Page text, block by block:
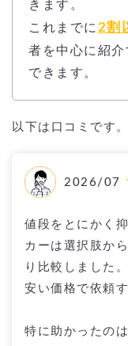
きます。
これまでに 2割
者を中心に紹
できます。
以下は口コミです。
2026/07
値段をとにかく
カーは選択肢か
り比較しました
安い価格で依頼
特に助かったの